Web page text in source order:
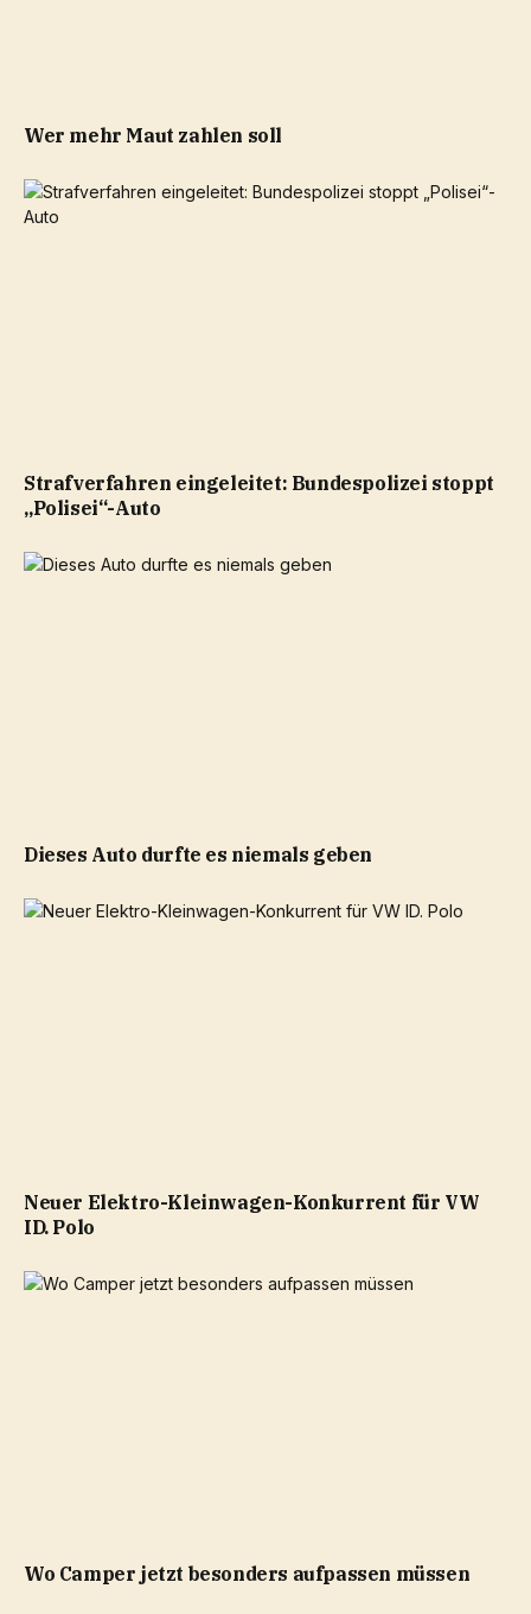
Wer mehr Maut zahlen soll
Strafverfahren eingeleitet: Bundespolizei stoppt
„Polisei“-Auto
Dieses Auto durfte es niemals geben
Neuer Elektro-Kleinwagen-Konkurrent für VW
ID. Polo
Wo Camper jetzt besonders aufpassen müssen